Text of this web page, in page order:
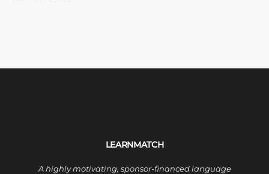
LEARNMATCH
A highly motivating, sponsor-financed language